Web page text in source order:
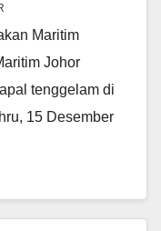
Maritim
Johor
tenggelam di
15 Desember